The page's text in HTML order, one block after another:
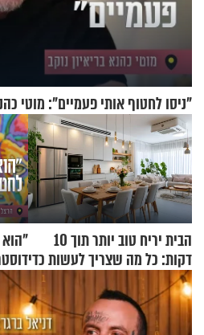
"ניסו לחטוף אותי פעמיים": מוטי
הבית יריח טוב יותר תוך 10
דקות: כל מה שצריך לעשות כדי
לרענן את הבית